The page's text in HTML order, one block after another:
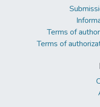
Terms of
Terms of